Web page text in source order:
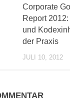
Corporate
Report
und
der Praxis
JULI 10, 2012